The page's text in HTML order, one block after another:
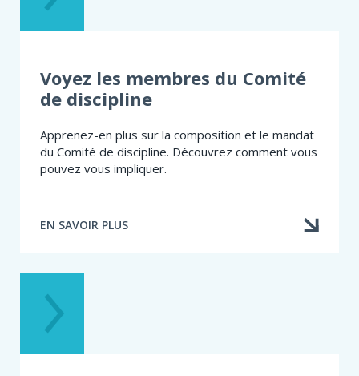
Voyez les membres du Comité
de discipline
Apprenez-en plus sur la composition et le mandat
du Comité de discipline. Découvrez comment vous
pouvez vous impliquer.
EN SAVOIR PLUS
À
MEMBRES
DU
COMITÉ
DE